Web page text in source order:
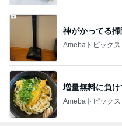
神がかってる掃
Amebaトピックス
増量無料に負
Amebaトピックス